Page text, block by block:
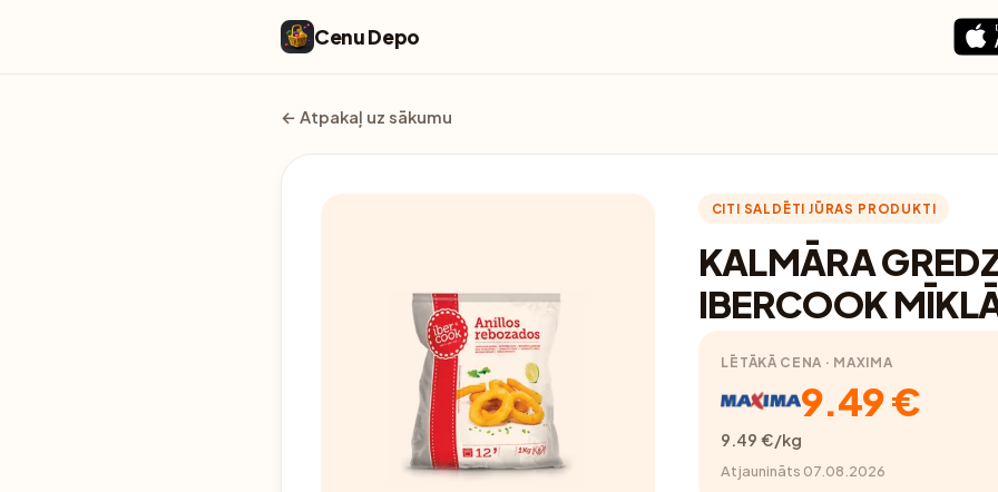
Cenu Depo
← Atpakaļ uz sākumu
CITI SALDĒTI JŪRAS PRODUKTI
KALMĀRA
IBERCOOK
LĒTĀKĀ CENA · MAXIMA
9.49 €
9.49 €/kg
Atjaunināts 07.08.2026